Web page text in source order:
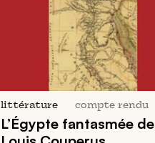
littérature compte rendu
L’Égypte fantasmée de